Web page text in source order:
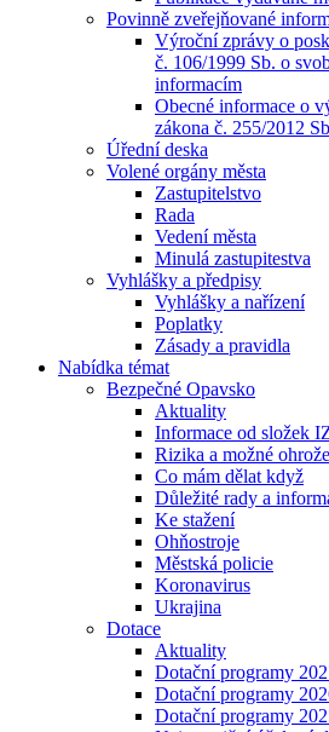
Povinně zveřejňované
Výroční zprávy o
č. 106/1999 Sb. o
informacím
Obecné informace o
zákona č. 255/2012
Úřední deska
Volené orgány města
Zastupitelstvo
Rada
Vedení města
Minulá zastupitestva
Vyhlášky a předpisy
Vyhlášky a nařízení
Poplatky
Zásady a pravidla
Nabídka témat
Bezpečné Opavsko
Aktuality
Informace od složek
Rizika a možné
Co mám dělat když
Důležité rady a
Ke stažení
Ohňostroje
Městská policie
Koronavirus
Ukrajina
Dotace
Aktuality
Dotační programy
Dotační programy
Dotační programy